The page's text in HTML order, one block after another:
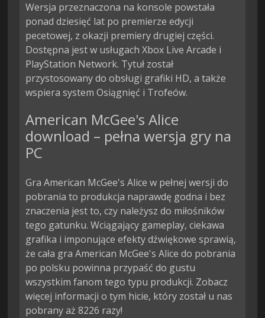
Wersja przeznaczona na konsole powstała
ponad dziesięć lat po premierze edycji
pecetowej, z okazji premiery drugiej części.
Dostępna jest w usługach Xbox Live Arcade i
PlayStation Network. Tytuł został
przystosowany do obsługi grafiki HD, a także
wspiera system Osiągnięć i Trofeów.
American McGee's Alice
download – pełna wersja gry na
PC
Gra American McGee's Alice w pełnej wersji do
pobrania to produkcja naprawdę godna i bez
znaczenia jest to, czy należysz do miłośników
tego gatunku. Wciągający gameplay, ciekawa
grafika i imponujące efekty dźwiękowe sprawią,
że cała gra American McGee's Alice do pobrania
po polsku powinna przypaść do gustu
wszystkim fanom tego typu produkcji. Zobacz
więcej informacji o tym hicie, który został u nas
pobrany aż 8226 razy!